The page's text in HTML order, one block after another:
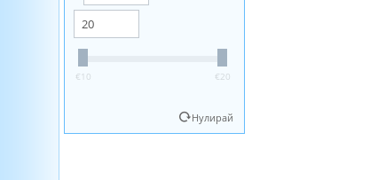
‎€ 10 ‎€20
Нулирай